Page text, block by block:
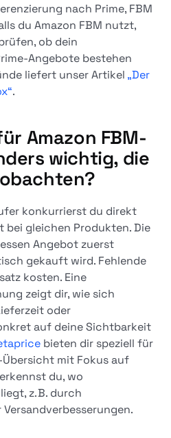
nach Prime, FBM
du Amazon FBM nutzt,
ob dein
Angebote bestehen
liefert unser Artikel „Der
.
Amazon FBM-
wichtig, die
konkurrierst du direkt
bei gleichen Produkten. Die
Angebot zuerst
gekauft wird. Fehlende
kosten. Eine
zeigt dir, wie sich
oder
auf deine Sichtbarkeit
bieten dir speziell für
mit Fokus auf
du, wo
z. B. durch